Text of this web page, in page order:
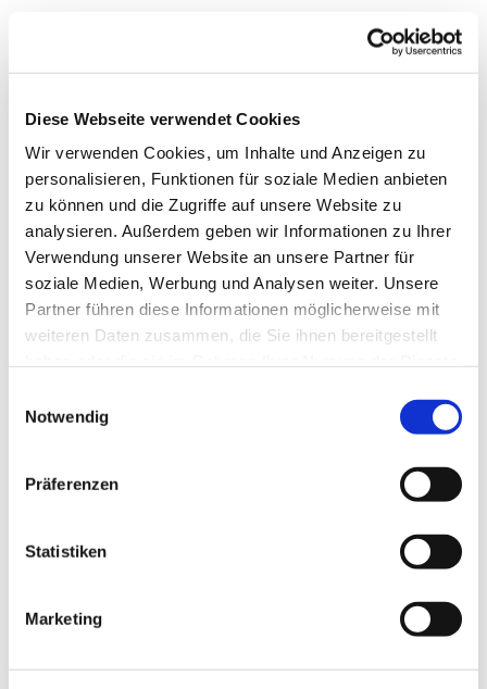
Diese Webseite verwendet Cookies
Wir verwenden Cookies, um Inhalte und Anzeigen zu
personalisieren, Funktionen für soziale Medien anbieten
zu können und die Zugriffe auf unsere Website zu
analysieren. Außerdem geben wir Informationen zu Ihrer
Verwendung unserer Website an unsere Partner für
soziale Medien, Werbung und Analysen weiter. Unsere
Partner führen diese Informationen möglicherweise mit
weiteren Daten zusammen, die Sie ihnen bereitgestellt
Notwendig
Präferenzen
Statistiken
Marketing
Dies könnte Sie auch